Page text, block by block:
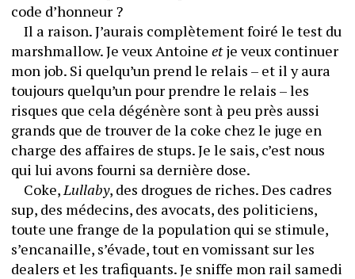
code d’honneur ?
	Il a raison. J’aurais complètement foiré le test du
marshmallow. Je veux Antoine et je veux continuer
mon job. Si quelqu’un prend le relais – et il y aura
toujours quelqu’un pour prendre le relais – les
risques que cela dégénère sont à peu près aussi
grands que de trouver de la coke chez le juge en
charge des affaires de stups. Je le sais, c’est nous
qui lui avons fourni sa dernière dose.
	Coke,
Lullaby, des drogues de riches. Des cadres
sup, des médecins, des avocats, des politiciens,
toute une frange de la population qui se stimule,
s’encanaille, s’évade, tout en vomissant sur les
dealers et les trafiquants. Je sniffe mon rail samedi